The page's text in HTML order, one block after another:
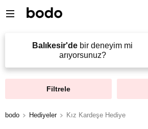
Balıkesir'de bir deneyim mi
arıyorsunuz?
Filtrele
bodo Hediyeler Kız Kardeşe Hediye